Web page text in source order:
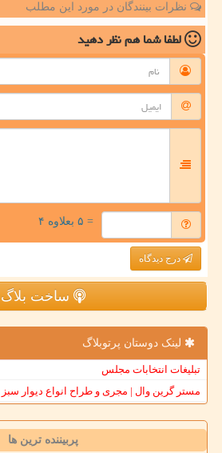
نظرات بینندگان در مورد این مطلب
لطفا شما همنظر دهید
= ۵ بعلاوه ۴
درج دیدگاه
ساخت بلاگ
لینک دوستان پرتوبلاگ
تبلیغات انتخابات مجلس
مستر گرین وال | مجری و طراح انواع دیوار سبز
پربیننده ترین ها